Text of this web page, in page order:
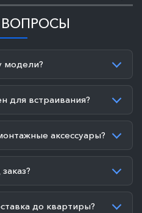
модели?
для встраивания?
аксессуары?
до квартиры?